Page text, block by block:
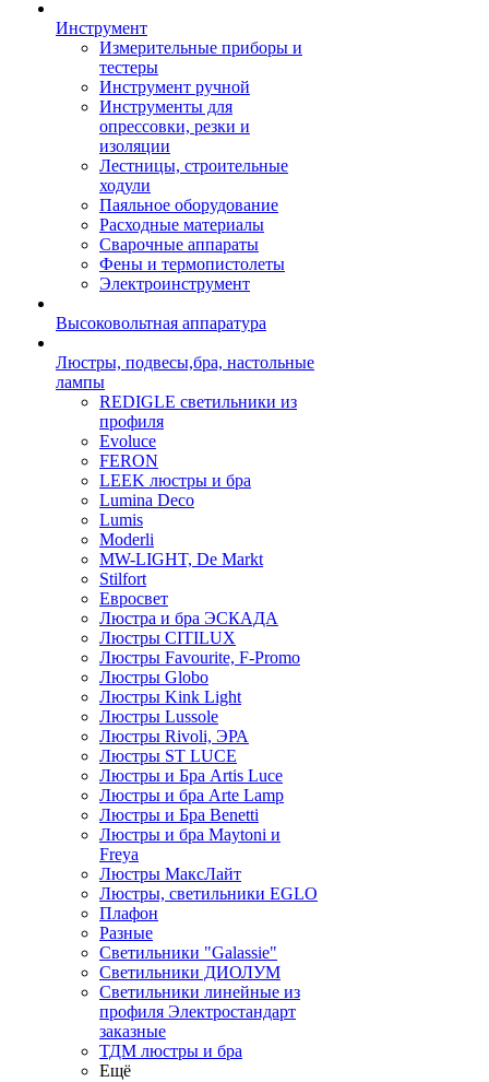
Инструмент
Измерительные приборы и
тестеры
Инструмент ручной
Инструменты для
опрессовки, резки и
изоляции
Лестницы, строительные
ходули
Паяльное оборудование
Расходные материалы
Сварочные аппараты
Фены и термопистолеты
Электроинструмент
Высоковольтная аппаратура
Люстры, подвесы,бра, настольные
лампы
REDIGLE светильники из
профиля
Evoluce
FERON
LEEK люстры и бра
Lumina Deco
Lumis
Moderli
MW-LIGHT, De Markt
Stilfort
Евросвет
Люстра и бра ЭСКАДА
Люстры CITILUX
Люстры Favourite, F-Promo
Люстры Globo
Люстры Kink Light
Люстры Lussole
Люстры Rivoli, ЭРА
Люстры ST LUCE
Люстры и Бра Artis Luce
Люстры и бра Arte Lamp
Люстры и Бра Benetti
Люстры и бра Maytoni и
Freya
Люстры МаксЛайт
Люстры, светильники EGLO
Плафон
Разные
Светильники "Galassie"
Светильники ДИОЛУМ
Светильники линейные из
профиля Электростандарт
заказные
ТДМ люстры и бра
Ещё